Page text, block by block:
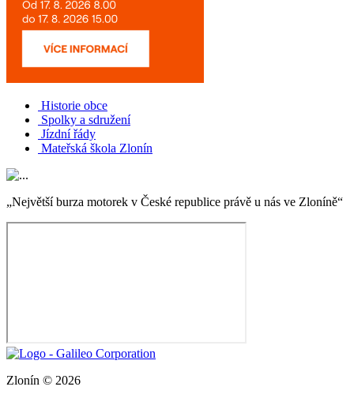
Historie obce
Spolky a sdružení
Jízdní řády
Mateřská škola Zlonín
„Největší burza motorek v České republice právě u nás ve Zloníně“
Zlonín © 2026